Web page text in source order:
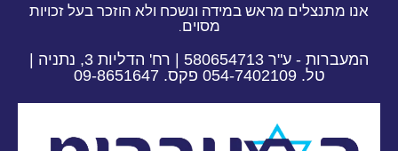
אנו מתנצלים מראש במידה ונשכח ולא הוזכר בעל זכויות
מסוים.
המעברות - ע"ר 580654713 | רח' הדליות 3, נתניה |
טל. 054-7402109 פקס. 09-8651647​